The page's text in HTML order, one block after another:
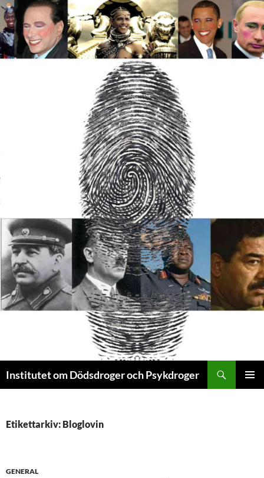
Institutet om Dödsdroger och Psykdroger
Etikettarkiv: Bloglovin
GENERAL